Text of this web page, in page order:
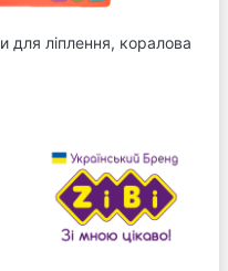
для ліплення, коралова